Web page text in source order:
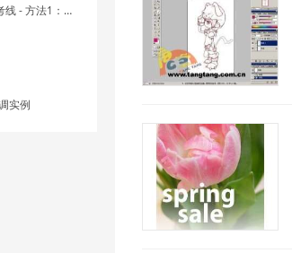
1：对齐和分布
实例